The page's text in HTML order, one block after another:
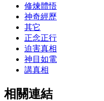
修煉體悟
神奇經歷
其它
正念正行
迫害真相
神目如電
講真相
相關連結